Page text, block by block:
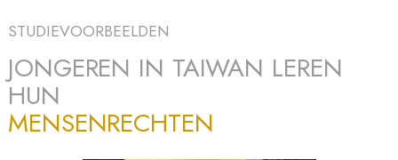
STUDIEVOORBEELDEN
JONGEREN IN TAIWAN LEREN
HUN
MENSENRECHTEN